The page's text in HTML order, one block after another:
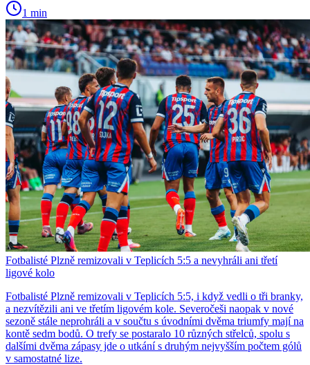
1 min
Fotbalisté Plzně remizovali v Teplicích 5:5 a nevyhráli ani třetí
ligové kolo
Fotbalisté Plzně remizovali v Teplicích 5:5, i když vedli o tři branky,
a nezvítězili ani ve třetím ligovém kole. Severočeši naopak v nové
sezoně stále neprohráli a v součtu s úvodními dvěma triumfy mají na
kontě sedm bodů. O trefy se postaralo 10 různých střelců, spolu s
dalšími dvěma zápasy jde o utkání s druhým nejvyšším počtem gólů
v samostatné lize.